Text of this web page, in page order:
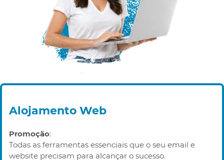
Alojamento Web
Promoção:
Todas as ferramentas essenciais que o seu email e
website precisam para alcançar o sucesso.